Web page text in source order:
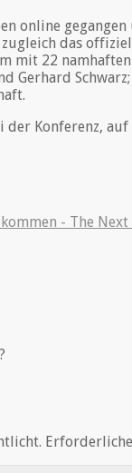
online
das
mit 22
Gerhard
Konferenz,
- The